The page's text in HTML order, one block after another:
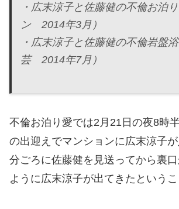
・広末涼子と佐藤健の不倫お泊
ン 2014年3月）
・広末涼子と佐藤健の不倫岩盤
芸 2014年7月）
不倫お泊り愛では2月21日の夜8時
の出迎えでマンションに広末涼子
分ごろに佐藤健を見送ってから裏
ように広末涼子が出てきたというこ